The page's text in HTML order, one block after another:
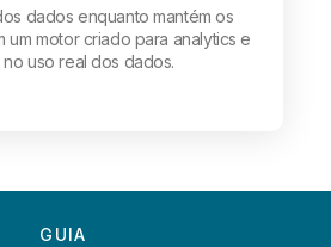
dados enquanto mantém os
um motor criado para analytics e
uso real dos dados.
GUIA